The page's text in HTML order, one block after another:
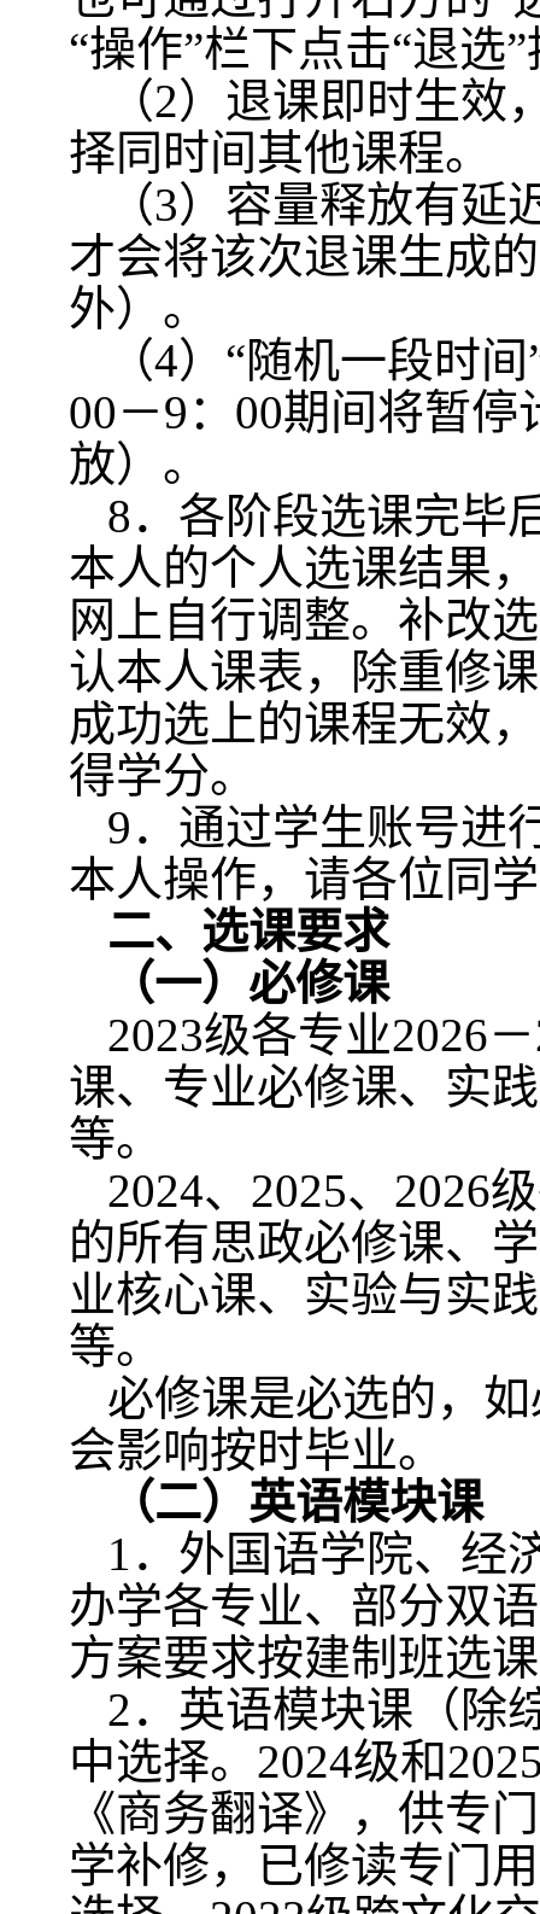
“操作”栏下点击“退选
（2）退课即时生效
择同时间其他课程。
（3）容量释放有延
才会将该次退课生成
外）。
（4）“随机一段时间
00－9： 00期间将暂停
放）。
8．各阶段选课完毕
本人的个人选课结果
网上自行调整。补改
认本人课表，除重修
成功选上的课程无效
得学分。
9．通过学生账号进
本人操作，请各位同
二、选课要求
（一）必修课
2023级各专业2026－
课、专业必修课、实
等。
2024、 2025、 2026
的所有思政必修课、
业核心课、实验与实
等。
必修课是必选的，
会影响按时毕业。
（二）英语模块课
1 ．外国语学院、经
办学各专业、部分双
方案要求按建制班选
2．英语模块课（除
中选择。 2024级和
《商务翻译》，供专
学补修，已修读专门